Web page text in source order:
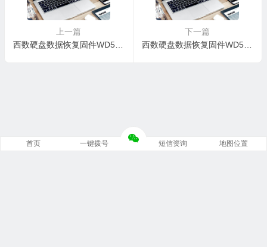
上一篇
西数硬盘数据恢复固件WD5000AAKX-083CA1-17.01H17-WD-WCAYUAZ16587-00030022
下一篇
西数硬盘数据恢复固件WD5000AAKX-001CA0-15.01H15-WD-WCAYUEW50846-0003002P
首页 一键拨号 短信资询 地图位置